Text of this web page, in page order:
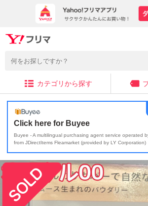
カテゴリから探す
Click here for Buyee
Buyee - A multilingual purchasing agent service operated
from JDirectItems Fleamarket (provided by LY Corporation)